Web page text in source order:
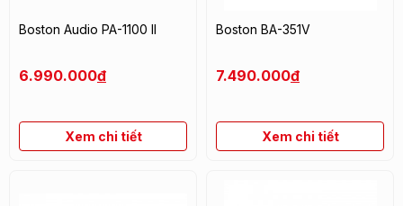
Boston Audio PA-1100 II
6.990.000đ
Xem chi tiết
Boston BA-351V
7.490.000đ
Xem chi tiết